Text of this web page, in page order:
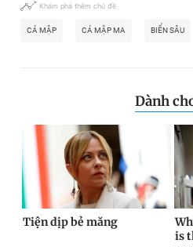
Khám phá thêm chủ đề
CÁ MẬP CÁ MẬP MA BIỂN SÂU